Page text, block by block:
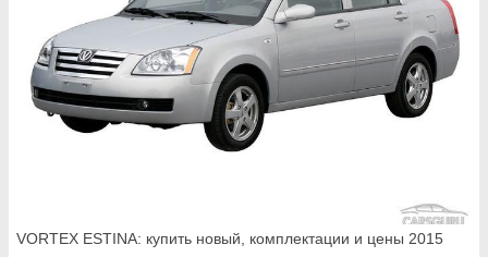
VORTEX ESTINA: купить новый, комплектации и цены 2015